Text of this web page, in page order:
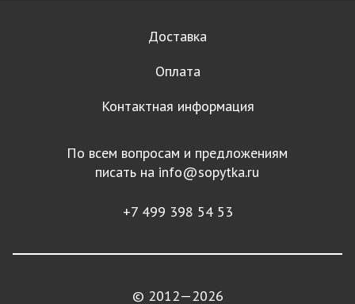
Доставка
Оплата
Контактная информация
По всем вопросам и предложениям
писать на info@sopytka.ru
+7 499 398 54 53
© 2012—2026